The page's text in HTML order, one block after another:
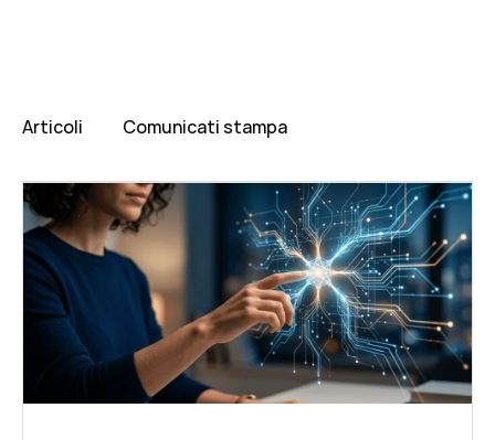
Articoli Comunicati stampa